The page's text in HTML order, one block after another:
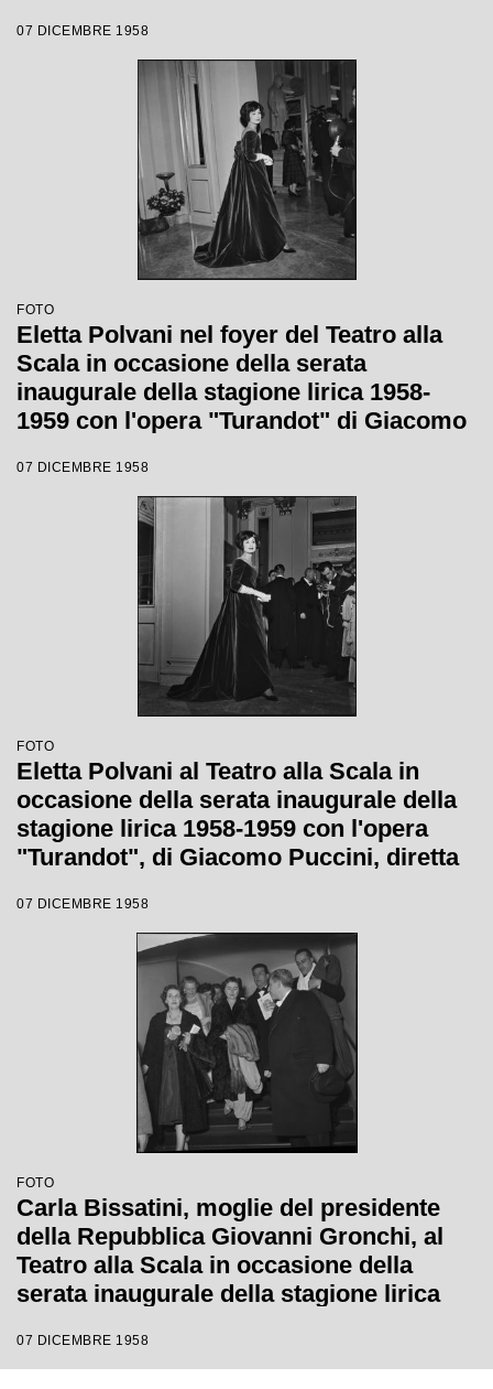
Votto con la regia di Margherita
07 DICEMBRE 1958
FOTO
Eletta Polvani nel foyer del Teatro alla
Scala in occasione della serata
inaugurale della stagione lirica 1958-
1959 con l'opera "Turandot" di Giacomo
regia di Margherita Walmann
07 DICEMBRE 1958
FOTO
Eletta Polvani al Teatro alla Scala in
occasione della serata inaugurale della
stagione lirica 1958-1959 con l'opera
"Turandot", di Giacomo Puccini, diretta
Margherita Wallmann
07 DICEMBRE 1958
FOTO
Carla Bissatini, moglie del presidente
della Repubblica Giovanni Gronchi, al
Teatro alla Scala in occasione della
serata inaugurale della stagione lirica
Giacomo Puccini, diretta da Antonino
07 DICEMBRE 1958